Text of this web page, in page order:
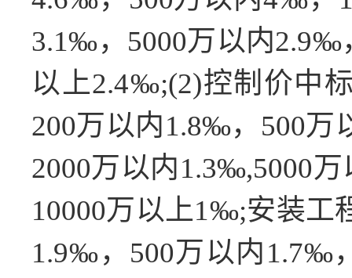
3.1‰，5000万以内2.9‰
以上2.4‰;(2)控制价中
200万以内1.8‰，500
2000万以内1.3‰,5000
10000万以上1‰;安装工
1.9‰，500万以内1.7‰